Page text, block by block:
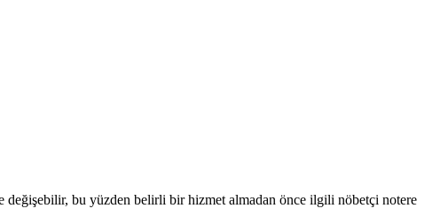
bu yüzden belirli bir hizmet almadan önce ilgili nöbetçi notere